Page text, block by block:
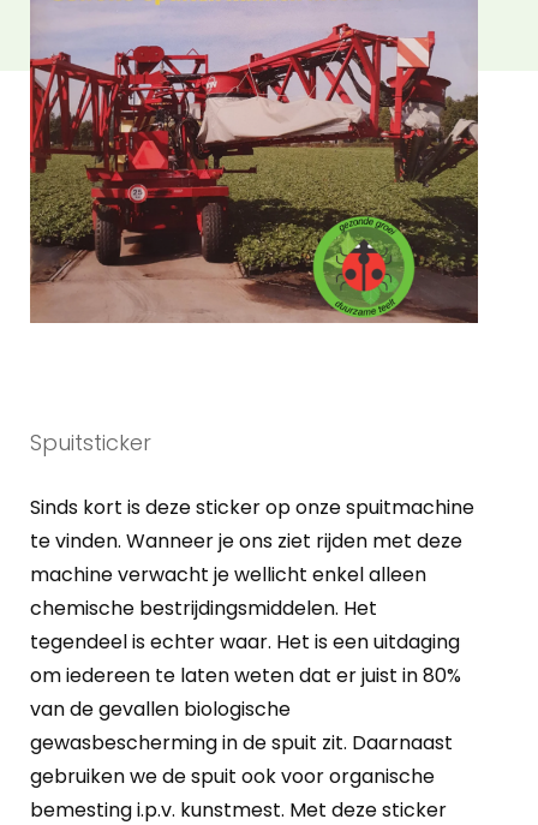
Spuitsticker
Sinds kort is deze sticker op onze spuitmachine
te vinden. Wanneer je ons ziet rijden met deze
machine verwacht je wellicht enkel alleen
chemische bestrijdingsmiddelen. Het
tegendeel is echter waar. Het is een uitdaging
om iedereen te laten weten dat er juist in 80%
van de gevallen biologische
gewasbescherming in de spuit zit. Daarnaast
gebruiken we de spuit ook voor organische
bemesting i.p.v. kunstmest. Met deze sticker